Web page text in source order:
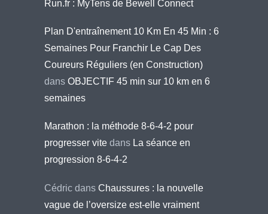
Run.fr : MyTens de Bewell Connect
Plan D'entraînement 10 Km En 45 Min : 6
Semaines Pour Franchir Le Cap Des
Coureurs Réguliers (en Construction)
dans OBJECTIF 45 min sur 10 km en 6
semaines
Marathon : la méthode 8-6-4-2 pour
progresser vite dans La séance en
progression 8-6-4-2
Cédric dans Chaussures : la nouvelle
vague de l’oversize est-elle vraiment